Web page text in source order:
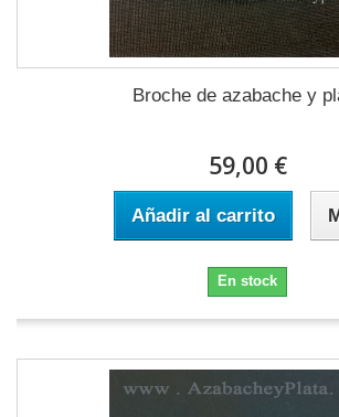
Broche de azabache y
59,00 €
Añadir al carrito
En stock